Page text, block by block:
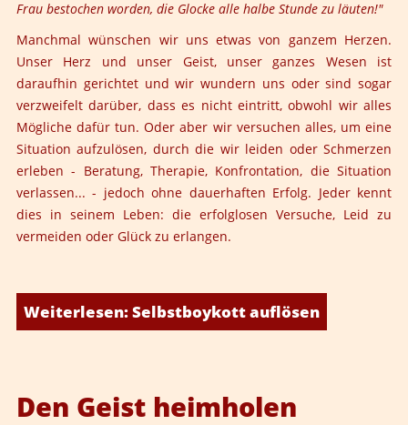
Frau bestochen worden, die Glocke alle halbe Stunde zu läuten!"
Manchmal wünschen wir uns etwas von ganzem Herzen.
Unser Herz und unser Geist, unser ganzes Wesen ist
daraufhin gerichtet und wir wundern uns oder sind sogar
verzweifelt darüber, dass es nicht eintritt, obwohl wir alles
Mögliche dafür tun. Oder aber wir versuchen alles, um eine
Situation aufzulösen, durch die wir leiden oder Schmerzen
erleben - Beratung, Therapie, Konfrontation, die Situation
verlassen... - jedoch ohne dauerhaften Erfolg. Jeder kennt
dies in seinem Leben: die erfolglosen Versuche, Leid zu
vermeiden oder Glück zu erlangen.
Weiterlesen: Selbstboykott auflösen
Den Geist heimholen